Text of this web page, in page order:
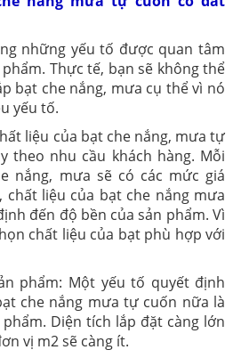
những yếu tố được quan tâm
Thực tế, bạn sẽ không thể
bạt che nắng, mưa cụ thể vì nó
yếu tố.
liệu của bạt che nắng, mưa tự
theo nhu cầu khách hàng. Mỗi
nắng, mưa sẽ có các mức giá
chất liệu của bạt che nắng mưa
đến độ bền của sản phẩm. Vì
chất liệu của bạt phù hợp với
phẩm: Một yếu tố quyết định
che nắng mưa tự cuốn nữa là
Diện tích lắp đặt càng lớn
vị m2 sẽ càng ít.